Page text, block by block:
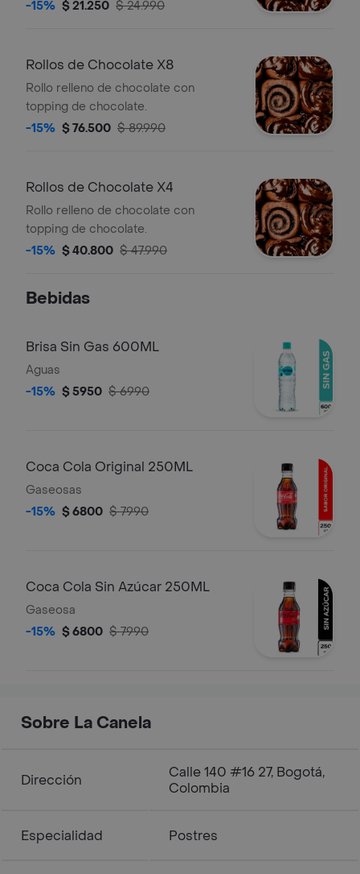
-15% $ 21.250 $ 24.990
Rollos de Chocolate X8
Rollo relleno de chocolate con
topping de chocolate.
-15% $ 76.500 $ 89.990
Rollos de Chocolate X4
Rollo relleno de chocolate con
topping de chocolate.
-15% $ 40.800 $ 47.990
Bebidas
Brisa Sin Gas 600ML
Aguas
-15% $ 5950 $ 6990
Coca Cola Original 250ML
Gaseosas
-15% $ 6800 $ 7990
Coca Cola Sin Azúcar 250ML
Gaseosa
-15% $ 6800 $ 7990
Sobre La Canela
Dirección
Calle 140 #16 27, Bogotá,
Colombia
Especialidad Postres